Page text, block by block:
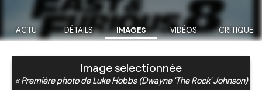
ACTU DÉTAILS IMAGES VIDÉOS CRITIQUE
Image selectionnée
« Première photo de Luke Hobbs (Dwayne 'The Rock' Johnson)